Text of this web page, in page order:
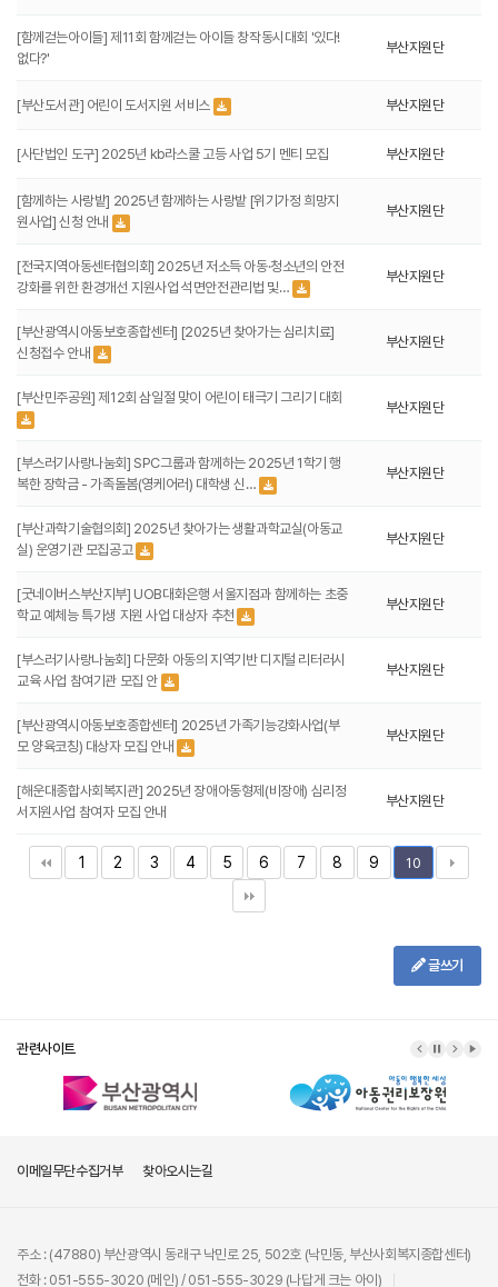
[함께걷는아이들] 제11회 함께걷는 아이들 창작동시대회 '있다!
없다?'
부산지원단
[부산도서관] 어린이 도서지원 서비스 부산지원단
[사단법인 도구] 2025년 kb라스쿨 고등 사업 5기 멘티 모집 부산지원단
[함께하는 사랑밭] 2025년 함께하는 사랑밭 [위기가정 희망지
원사업] 신청 안내
부산지원단
[전국지역아동센터협의회] 2025년 저소득 아동·청소년의 안전
강화를 위한 환경개선 지원사업 석면안전관리법 및…
부산지원단
[부산광역시아동보호종합센터] [2025년 찾아가는 심리치료]
신청접수 안내
부산지원단
[부산민주공원] 제12회 삼일절 맞이 어린이 태극기 그리기 대회
부산지원단
[부스러기사랑나눔회] SPC그룹과 함께하는 2025년 1학기 행
복한 장학금 - 가족돌봄(영케어러) 대학생 신…
부산지원단
[부산과학기술협의회] 2025년 찾아가는 생활과학교실(아동교
실) 운영기관 모집공고
부산지원단
[굿네이버스부산지부] UOB대화은행 서울지점과 함께하는 초중
학교 예체능 특기생 지원 사업 대상자 추천
부산지원단
[부스러기사랑나눔회] 다문화 아동의 지역기반 디지털 리터러시
교육 사업 참여기관 모집 안
부산지원단
[부산광역시아동보호종합센터] 2025년 가족기능강화사업(부
모 양육코칭) 대상자 모집 안내
부산지원단
[해운대종합사회복지관] 2025년 장애아동형제(비장애) 심리정
서지원사업 참여자 모집 안내
부산지원단
1 2 3 4 5 6 7 8 9 10
글쓰기
관련사이트
이메일무단수집거부 찾아오시는길
주소 : (47880) 부산광역시 동래구 낙민로 25, 502호 (낙민동, 부산사회복지종합센터)
전화 : 051-555-3020 (메인) / 051-555-3029 (나답게 크는 아이)